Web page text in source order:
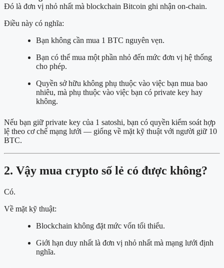
Đó là đơn vị nhỏ nhất mà blockchain Bitcoin ghi nhận on-chain.
Điều này có nghĩa:
Bạn không cần mua 1 BTC nguyên vẹn.
Bạn có thể mua một phần nhỏ đến mức đơn vị hệ thống
cho phép.
Quyền sở hữu không phụ thuộc vào việc bạn mua bao
nhiêu, mà phụ thuộc vào việc bạn có private key hay
không.
Nếu bạn giữ private key của 1 satoshi, bạn có quyền kiểm soát hợp
lệ theo cơ chế mạng lưới — giống về mặt kỹ thuật với người giữ 10
BTC.
2. Vậy mua crypto số lẻ có được không?
Có.
Về mặt kỹ thuật:
Blockchain không đặt mức vốn tối thiểu.
Giới hạn duy nhất là đơn vị nhỏ nhất mà mạng lưới định
nghĩa.